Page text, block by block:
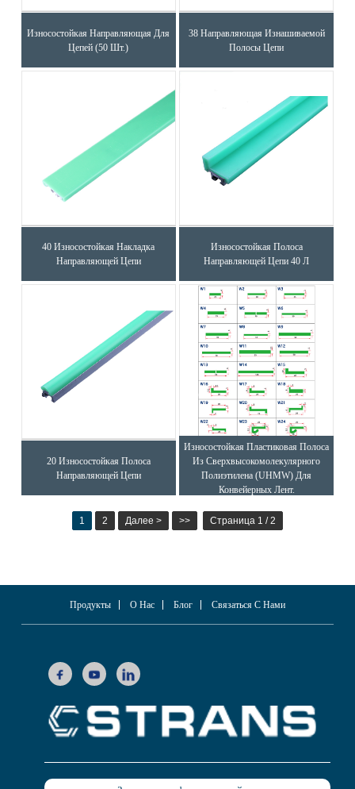
Износостойкая Направляющая Для
Цепей (50 Шт.)
38 Направляющая Изнашиваемой
Полосы Цепи
40 Износостойкая Накладка
Направляющей Цепи
Износостойкая Полоса
Направляющей Цепи 40 Л
20 Износостойкая Полоса
Направляющей Цепи
Износостойкая Пластиковая Полоса
Из Сверхвысокомолекулярного
Полиэтилена (UHMW) Для
Конвейерных Лент.
1 2 Далее > >> Страница 1 / 2
Продукты О Нас Блог Связаться С Нами